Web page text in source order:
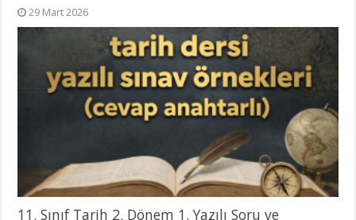
29 Mart 2026
11. Sınıf Tarih 2. Dönem 1. Yazılı Soru ve